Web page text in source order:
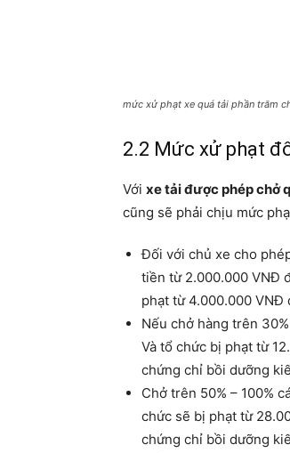
mức xử phạt xe quá tải phần trăm
2.2 Mức xử phạt
Với xe tải được phép chở
cũng sẽ phải chịu mức
Đối với chủ xe cho
tiền từ 2.000.000 VNĐ
phạt từ 4.000.000 VNĐ
Nếu chở hàng trên
Và tổ chức bị phạt từ
chứng chỉ bồi dưỡng
Chở trên 50% – 100%
chức sẽ bị phạt từ
chứng chỉ bồi dưỡng